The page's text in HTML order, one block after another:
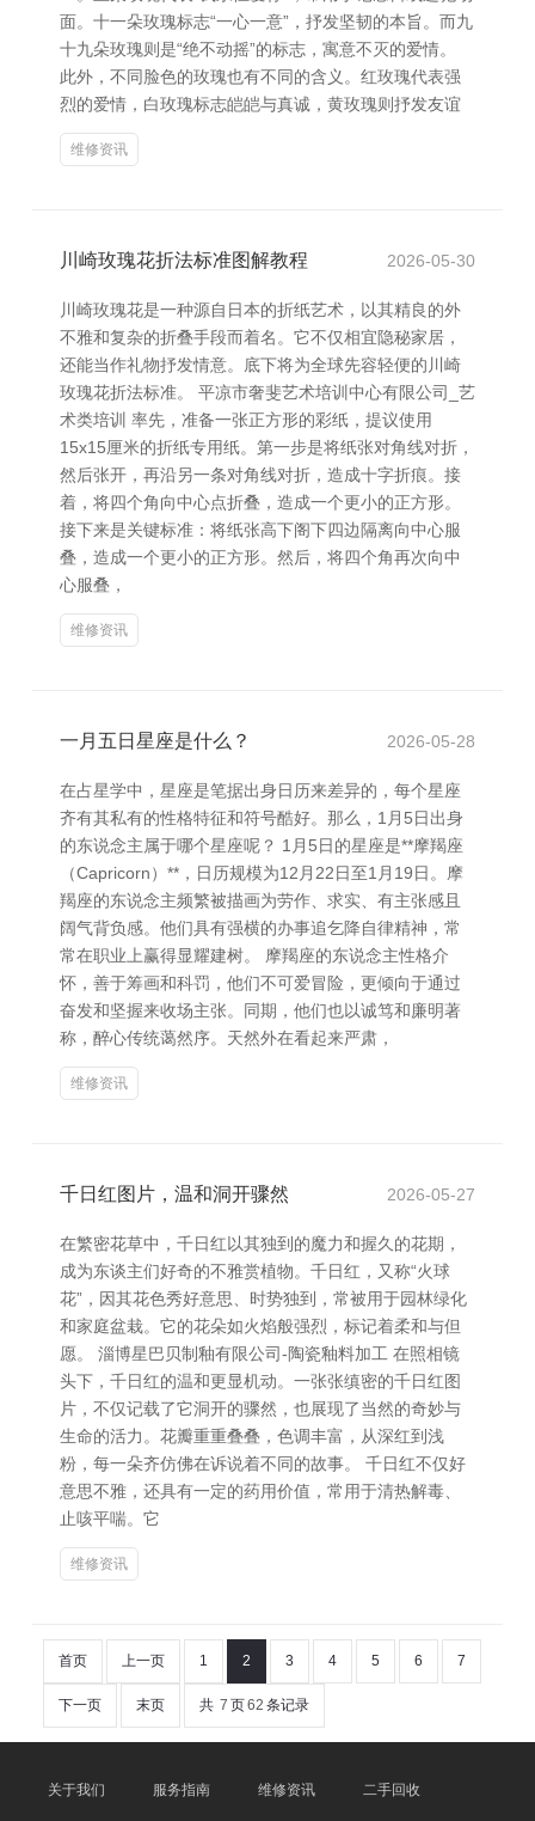
面。十一朵玫瑰标志“一心一意”，抒发坚韧的本旨。而九
十九朵玫瑰则是“绝不动摇”的标志，寓意不灭的爱情。
此外，不同脸色的玫瑰也有不同的含义。红玫瑰代表强
烈的爱情，白玫瑰标志皑皑与真诚，黄玫瑰则抒发友谊
维修资讯
川崎玫瑰花折法标准图解教程 2026-05-30
川崎玫瑰花是一种源自日本的折纸艺术，以其精良的外
不雅和复杂的折叠手段而着名。它不仅相宜隐秘家居，
还能当作礼物抒发情意。底下将为全球先容轻便的川崎
玫瑰花折法标准。 平凉市奢斐艺术培训中心有限公司_艺
术类培训 率先，准备一张正方形的彩纸，提议使用
15x15厘米的折纸专用纸。第一步是将纸张对角线对折，
然后张开，再沿另一条对角线对折，造成十字折痕。接
着，将四个角向中心点折叠，造成一个更小的正方形。
接下来是关键标准：将纸张高下阁下四边隔离向中心服
叠，造成一个更小的正方形。然后，将四个角再次向中
心服叠，
维修资讯
一月五日星座是什么？ 2026-05-28
在占星学中，星座是笔据出身日历来差异的，每个星座
齐有其私有的性格特征和符号酷好。那么，1月5日出身
的东说念主属于哪个星座呢？ 1月5日的星座是**摩羯座
（Capricorn）**，日历规模为12月22日至1月19日。摩
羯座的东说念主频繁被描画为劳作、求实、有主张感且
阔气背负感。他们具有强横的办事追乞降自律精神，常
常在职业上赢得显耀建树。 摩羯座的东说念主性格介
怀，善于筹画和科罚，他们不可爱冒险，更倾向于通过
奋发和坚握来收场主张。同期，他们也以诚笃和廉明著
称，醉心传统蔼然序。天然外在看起来严肃，
维修资讯
千日红图片，温和洞开骤然 2026-05-27
在繁密花草中，千日红以其独到的魔力和握久的花期，
成为东谈主们好奇的不雅赏植物。千日红，又称“火球
花”，因其花色秀好意思、时势独到，常被用于园林绿化
和家庭盆栽。它的花朵如火焰般强烈，标记着柔和与但
愿。 淄博星巴贝制釉有限公司-陶瓷釉料加工 在照相镜
头下，千日红的温和更显机动。一张张缜密的千日红图
片，不仅记载了它洞开的骤然，也展现了当然的奇妙与
生命的活力。花瓣重重叠叠，色调丰富，从深红到浅
粉，每一朵齐仿佛在诉说着不同的故事。 千日红不仅好
意思不雅，还具有一定的药用价值，常用于清热解毒、
止咳平喘。它
维修资讯
首页 上一页 1 2 3 4 5 6 7
下一页 末页 共 7 页62 条记录
关于我们 服务指南 维修资讯 二手回收